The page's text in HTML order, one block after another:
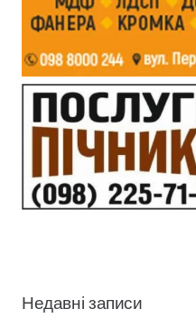
Недавні записи